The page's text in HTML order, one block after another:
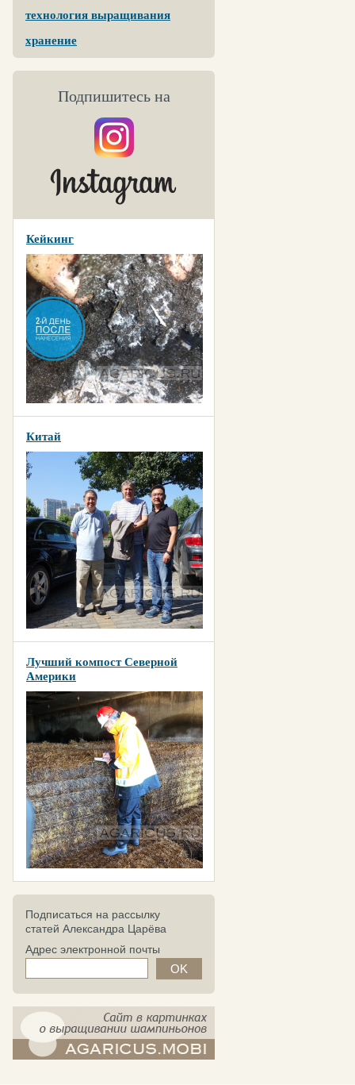
технология выращивания
хранение
Подпишитесь на
Кейкинг
Китай
Лучший компост Северной
Америки
Подписаться на рассылку
статей Александра Царёва
Адрес электронной почты